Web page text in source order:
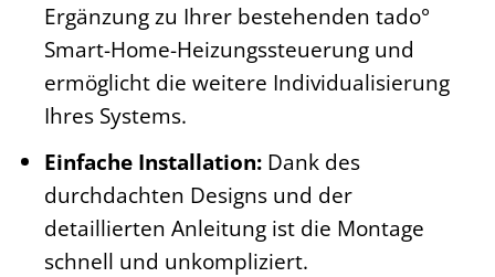
Ergänzung zu Ihrer bestehenden tado°
Smart-Home-Heizungssteuerung und
ermöglicht die weitere Individualisierung
Ihres Systems.
Einfache Installation:Dank des
durchdachten Designs und der
detaillierten Anleitung ist die Montage
schnell und unkompliziert.